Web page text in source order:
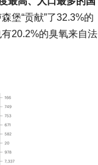
堡“贡献”了32.3%的
20.2%的臭氧来自法